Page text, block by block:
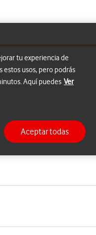
tu experiencia de
estos usos, pero podrás
Aquí puedes Ver
Aceptar todas